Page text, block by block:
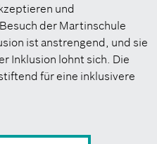
und
der Martinschule
ist anstrengend, und sie
Inklusion lohnt sich. Die
für eine inklusivere